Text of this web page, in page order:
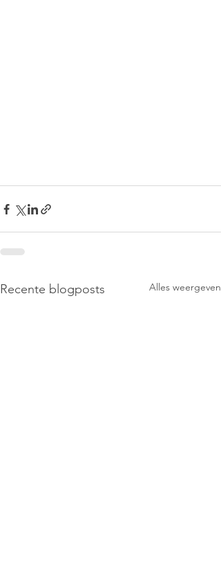
Recente blogposts Alles weergeven